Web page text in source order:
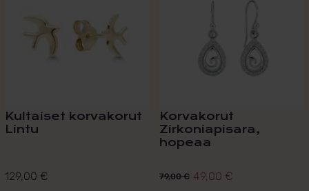
Kultaiset korvakorut
Lintu
129,00 €
Korvakorut
Zirkoniapisara,
hopeaa
79,00€
Alkuperäinen
49,00 €
Nykyinen